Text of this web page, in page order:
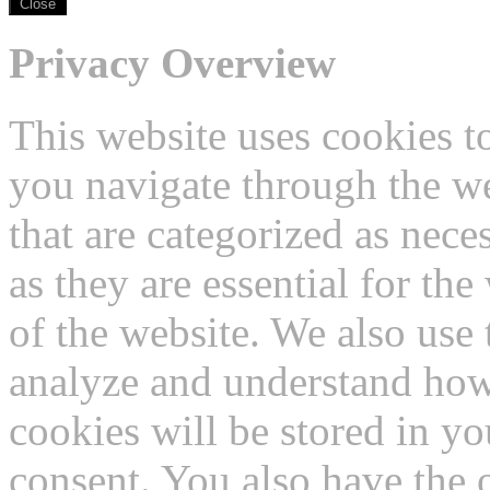
Close
Privacy Overview
This website uses cookies
you navigate through the
that are categorized as
as they are essential for
of the website. We also
analyze and understand
cookies will be stored in
consent. You also have